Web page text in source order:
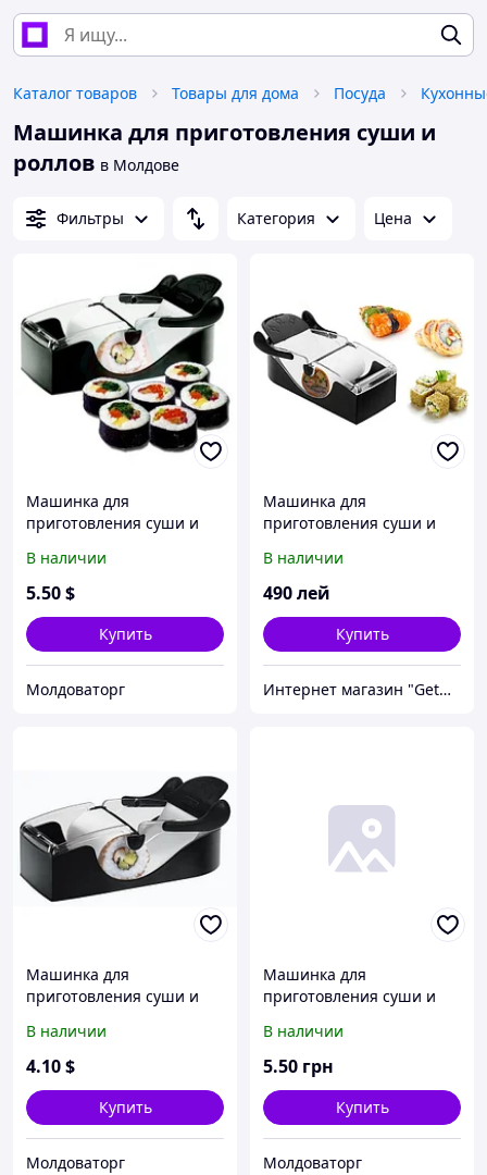
Каталог товаров Товары для дома Посуда
Машинка для приготовления суши и
роллов в Молдове
Фильтры Категория Цена
Машинка для
приготовления суши и
В наличии
5.50$
Купить
Молдоваторг
Машинка для
приготовления суши и
В наличии
490лей
Купить
Интернет магазин "GetGift"
Машинка для
приготовления суши и
(Instant Roll)
В наличии
4.10$
Купить
Молдоваторг
Машинка для
приготовления суши и
В наличии
5.50 грн
Купить
Молдоваторг